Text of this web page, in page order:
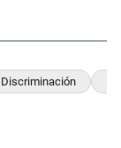
Discriminación